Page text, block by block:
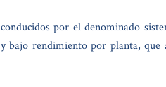
por el denominado
bajo rendimiento por planta, que